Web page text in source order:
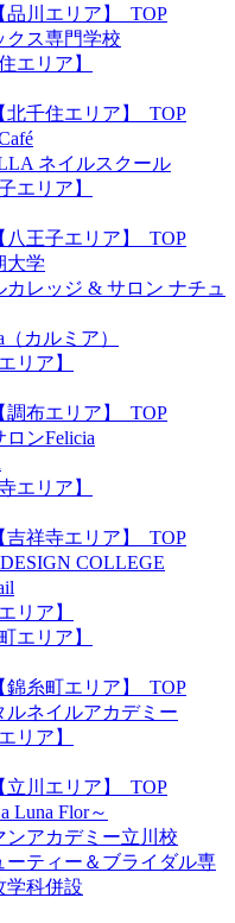
川エリア】_TOP
クス専門学校
エリア】
千住エリア】_TOP
ネイルスクール
エリア】
王子エリア】_TOP
大学
カレッジ & サロン ナチュ
カルミア）
リア】
布エリア】_TOP
ロンFelicia
エリア】
祥寺エリア】_TOP
COLLEGE
リア】
エリア】
糸町エリア】_TOP
ルネイルアカデミー
リア】
川エリア】_TOP
Luna Flor～
ンアカデミー立川校
ーティー＆ブライダル専
学科併設